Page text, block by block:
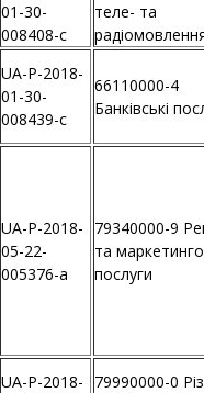
01-30-
008408-c
теле- та
UA-P-2018-
01-30-
008439-c
66110000-4
Банківські
UA-P-2018-
05-22-
005376-a
79340000-9
та
послуги
UA-P-2018-
79990000-0